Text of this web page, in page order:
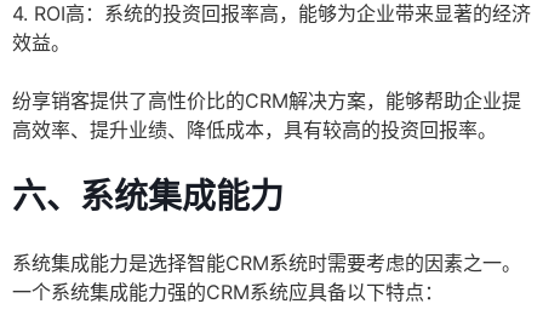
4. ROI高：系统的投资回报率高，能够为企业带来显著的经济
效益。
纷享销客提供了高性价比的CRM解决方案，能够帮助企业提
高效率、提升业绩、降低成本，具有较高的投资回报率。
六、系统集成能力
系统集成能力是选择智能CRM系统时需要考虑的因素之一。
一个系统集成能力强的CRM系统应具备以下特点：